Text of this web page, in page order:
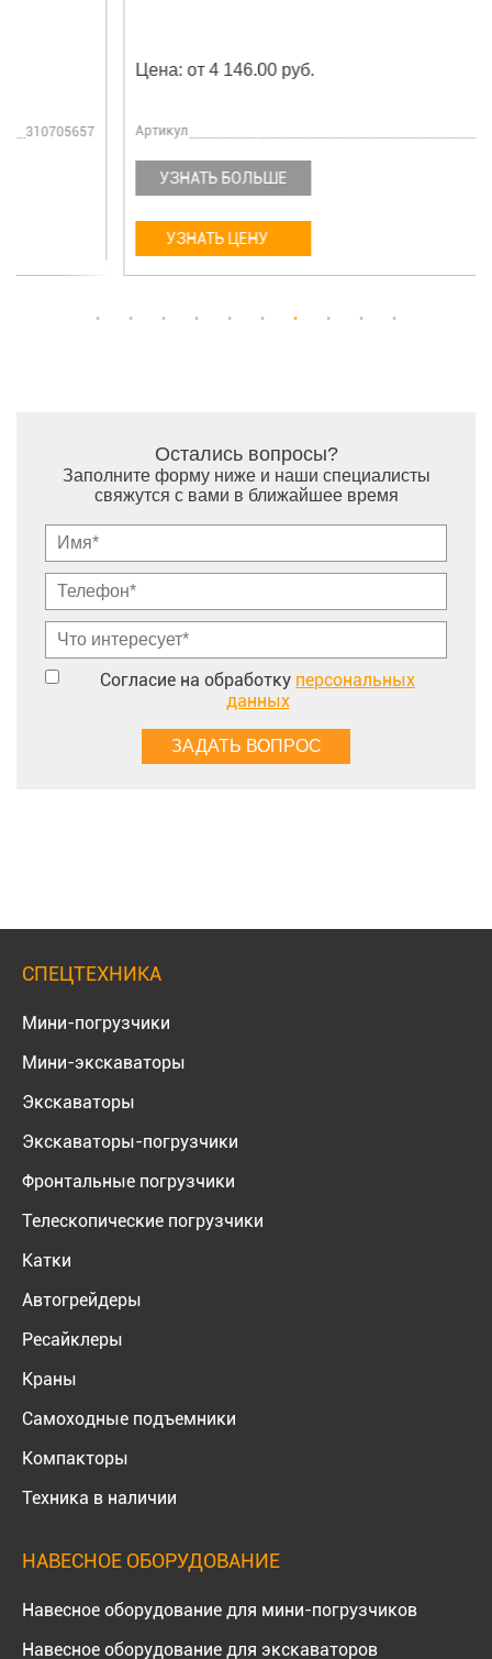
Цена: от 4 146.00 руб.
Артикул
УЗНАТЬ БОЛЬШЕ
Остались вопросы?
Заполните форму ниже и наши специалисты
свяжутся с вами в ближайшее время
Согласие на обработку персональных
данных
СПЕЦТЕХНИКА
Мини-погрузчики
Мини-экскаваторы
Экскаваторы
Экскаваторы-погрузчики
Фронтальные погрузчики
Телескопические погрузчики
Катки
Автогрейдеры
Ресайклеры
Краны
Самоходные подъемники
Компакторы
Техника в наличии
НАВЕСНОЕ ОБОРУДОВАНИЕ
Навесное оборудование для мини-погрузчиков
Навесное оборудование для экскаваторов